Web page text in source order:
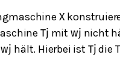
X
Tj mit wj nicht
wj hält. Hierbei ist Tj die